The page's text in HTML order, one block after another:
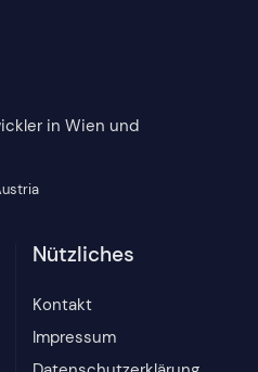
in Wien und
Nützliches
Kontakt
Impressum